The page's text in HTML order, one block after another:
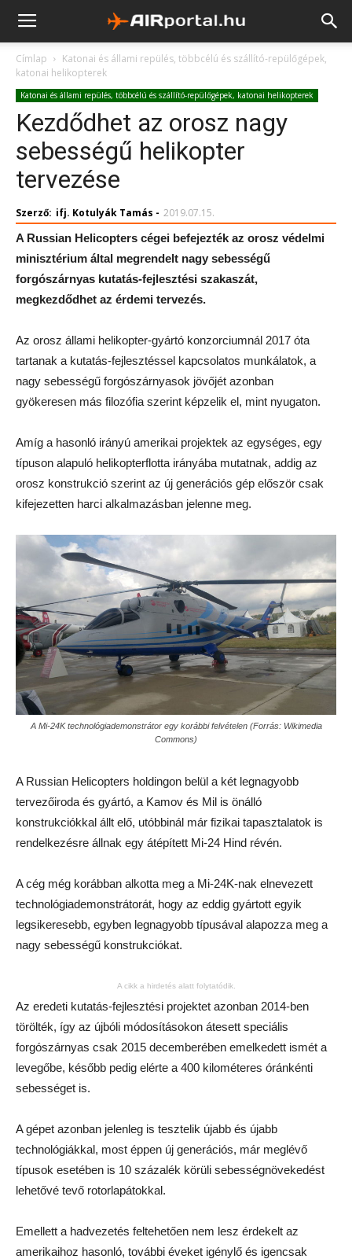
Címlap
Katonai és állami repülés, többcélú és szállító-repülőgépek,
katonai helikopterek
Katonai és állami repülés, többcélú és szállító-repülőgépek, katonai helikopterek
Kezdődhet az orosz nagy
sebességű helikopter
tervezése
Szerző: ifj. Kotulyák Tamás - 2019.07.15.
A Russian Helicopters cégei befejezték az orosz védelmi
minisztérium által megrendelt nagy sebességű
forgószárnyas kutatás-fejlesztési szakaszát,
megkezdődhet az érdemi tervezés.
Az orosz állami helikopter-gyártó konzorciumnál 2017 óta
tartanak a kutatás-fejlesztéssel kapcsolatos munkálatok, a
nagy sebességű forgószárnyasok jövőjét azonban
gyökeresen más filozófia szerint képzelik el, mint nyugaton.
Amíg a hasonló irányú amerikai projektek az egységes, egy
típuson alapuló helikopterflotta irányába mutatnak, addig az
orosz konstrukció szerint az új generációs gép először csak
kifejezetten harci alkalmazásban jelenne meg.
A Mi-24K technológiademonstrátor egy korábbi felvételen (Forrás: Wikimedia
Commons)
A Russian Helicopters holdingon belül a két legnagyobb
tervezőiroda és gyártó, a Kamov és Mil is önálló
konstrukciókkal állt elő, utóbbinál már fizikai tapasztalatok is
rendelkezésre állnak egy átépített Mi-24 Hind révén.
A cég még korábban alkotta meg a Mi-24K-nak elnevezett
technológiademonstrátorát, hogy az eddig gyártott egyik
legsikeresebb, egyben legnagyobb típusával alapozza meg a
nagy sebességű konstrukciókat.
A cikk a hirdetés alatt folytatódik.
Az eredeti kutatás-fejlesztési projektet azonban 2014-ben
törölték, így az újbóli módosításokon átesett speciális
forgószárnyas csak 2015 decemberében emelkedett ismét a
levegőbe, később pedig elérte a 400 kilométeres óránkénti
sebességet is.
A gépet azonban jelenleg is tesztelik újabb és újabb
technológiákkal, most éppen új generációs, már meglévő
típusok esetében is 10 százalék körüli sebességnövekedést
lehetővé tevő rotorlapátokkal.
Emellett a hadvezetés feltehetően nem lesz érdekelt az
amerikaihoz hasonló, további éveket igénylő és igencsak